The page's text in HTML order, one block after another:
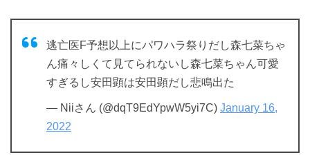
逃亡医F予想以上にパワハラ祭りだし森七菜ちゃ
ん痛々しくて見てられないし森七菜ちゃん可愛
すぎるし安田顕は安田顕だし悲鳴出た
— Niiさん (@dqT9EdYpwW5yi7C) January 16,
2022